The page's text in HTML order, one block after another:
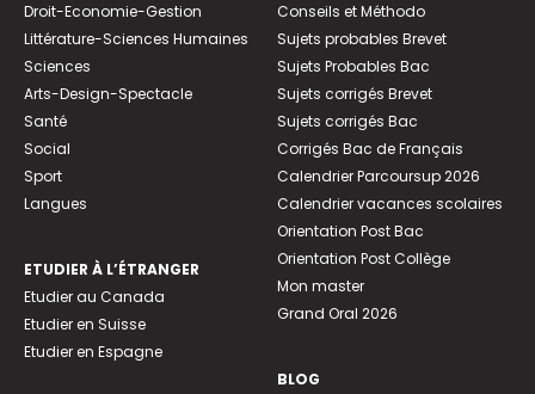
Droit-Economie-Gestion
Littérature-Sciences Humaines
Sciences
Arts-Design-Spectacle
Santé
Social
Sport
Langues
ETUDIER À L’ÉTRANGER
Etudier au Canada
Etudier en Suisse
Etudier en Espagne
Conseils et Méthodo
Sujets probables Brevet
Sujets Probables Bac
Sujets corrigés Brevet
Sujets corrigés Bac
Corrigés Bac de Français
Calendrier Parcoursup 2026
Calendrier vacances scolaires
Orientation Post Bac
Orientation Post Collège
Mon master
Grand Oral 2026
BLOG